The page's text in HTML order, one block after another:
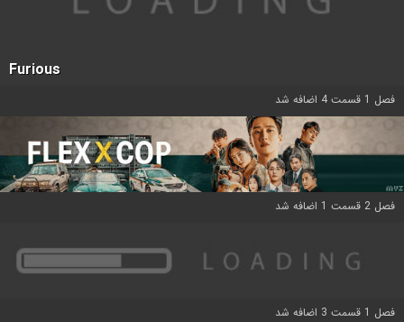
Furious
فصل 1 قسمت 4 اضافه شد
فصل 2 قسمت 1 اضافه شد
فصل 1 قسمت 3 اضافه شد